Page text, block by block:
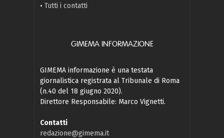
• Tutti i contatti
GIMEMA INFORMAZIONE
GIMEMA informazione è una testata
giornalistica registrata al Tribunale di Roma
(n.40 del 18 giugno 2020).
Direttore Responsabile: Marco Vignetti.
Contatti
redazione@gimema.it